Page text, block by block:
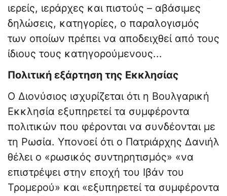
ιερείς, ιεράρχες και πιστούς – αβάσιμες
δηλώσεις, κατηγορίες, ο παραλογισμός
των οποίων πρέπει να αποδειχθεί από τους
ίδιους τους κατηγορούμενους...
Πολιτική εξάρτηση της Εκκλησίας
Ο Διονύσιος ισχυρίζεται ότι η Βουλγαρική
Εκκλησία εξυπηρετεί τα συμφέροντα
πολιτικών που φέρονται να συνδέονται με
τη Ρωσία. Υπονοεί ότι ο Πατριάρχης Δανιήλ
θέλει ο «ρωσικός συντηρητισμός» «να
επιστρέψει στην εποχή του Ιβάν του
Τρομερού» και «εξυπηρετεί τα συμφέροντα